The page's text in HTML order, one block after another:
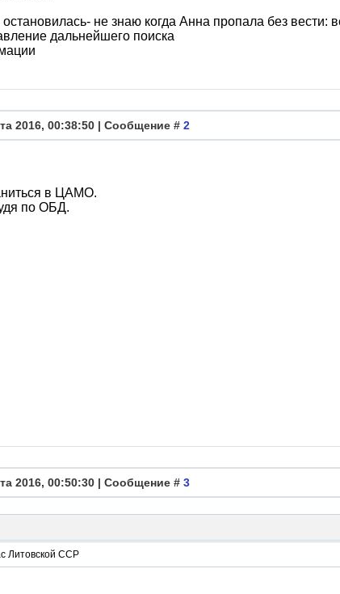
не знаю когда Анна пропала без вести:
дальнейшего поиска
2016, 00:38:50 | Сообщение # 2
в ЦАМО.
по ОБД.
2016, 00:50:30 | Сообщение # 3
Литовской ССР